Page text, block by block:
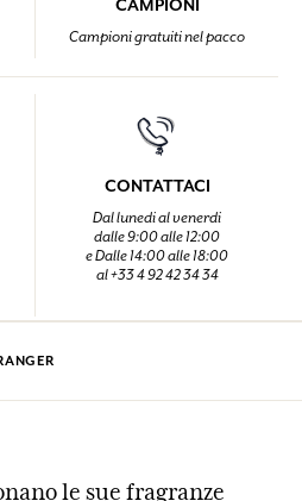
CAMPIONI
Campioni gratuiti nel pacco
CONTATTACI
Dal lunedi al venerdi
dalle 9:00 alle 12:00
e Dalle 14:00 alle 18:00
al +33 4 92 42 34 34
le sue fragranze